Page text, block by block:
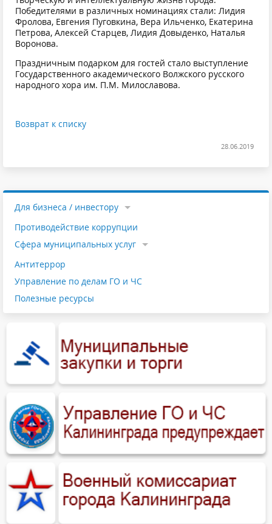
Победителями в различных номинациях стали: Лидия
Фролова, Евгения Пуговкина, Вера Ильченко, Екатерина
Петрова, Алексей Старцев, Лидия Довыденко, Наталья
Воронова.
Праздничным подарком для гостей стало выступление
Государственного академического Волжского русского
народного хора им. П.М. Милославова.
Возврат к списку
28.06.2019
Для бизнеса / инвестору
Противодействие коррупции
Cфера муниципальных услуг
Антитеррор
Управление по делам ГО и ЧС
Полезные ресурсы